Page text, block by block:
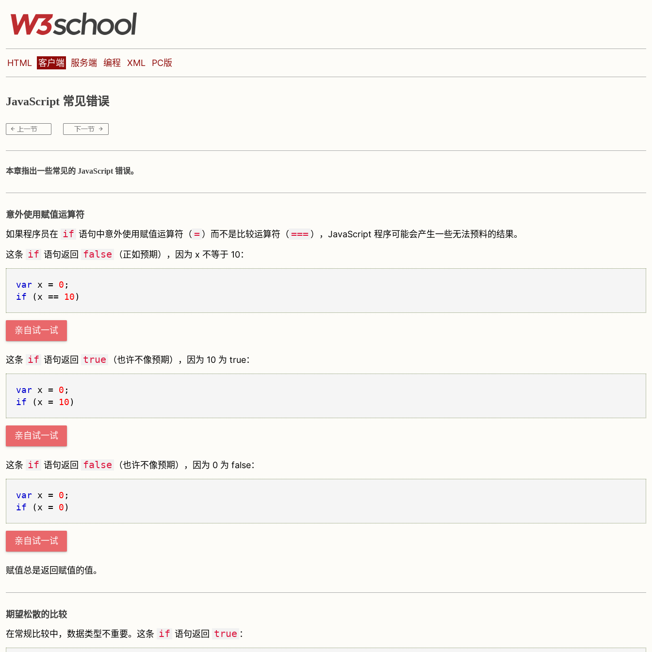
HTML 客户端 服务端 编程 XML PC版
JavaScript 常见错误
本章指出一些常见的 JavaScript 错误。
意外使用赋值运算符
如果程序员在 if 语句中意外使用赋值运算符（ = ）而不是比较运算符（ === ），JavaScript 程序可能会产生一些无法预料的结果。
这条 if 语句返回 false （正如预期），因为 x 不等于 10：
var x = 0
if (x == 10
亲自试一试
这条 if 语句返回 true （也许不像预期），因为 10 为 true：
var x = 0
if (x = 10
亲自试一试
这条 if 语句返回 false （也许不像预期），因为 0 为 false：
var x = 0
if (x = 0
亲自试一试
赋值总是返回赋值的值。
期望松散的比较
在常规比较中，数据类型不重要。这条 if 语句返回 true ：